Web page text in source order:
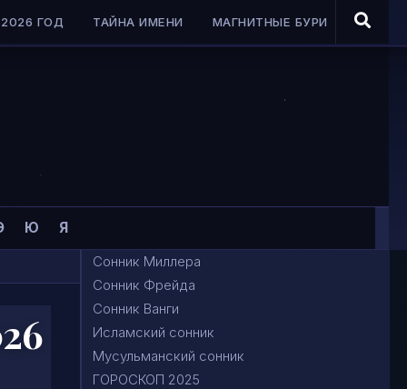
ГОД ТАЙНА ИМЕНИ МАГНИТНЫЕ БУРИ
Ю Я
Сонник Миллера
Сонник Фрейда
Сонник Ванги
Исламский сонник
Мусульманский сонник
ГОРОСКОП 2025